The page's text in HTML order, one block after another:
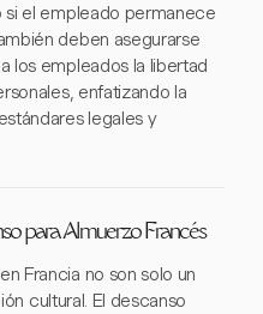
el empleado permanece
deben asegurarse
los empleados la libertad
enfatizando la
legales y
para Almuerzo Francés
Francia no son solo un
cultural. El descanso